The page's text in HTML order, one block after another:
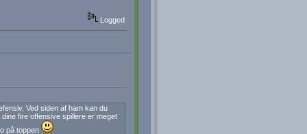
Logged
Ved siden af ham kan du
fire offensive spillere er meget
på toppen